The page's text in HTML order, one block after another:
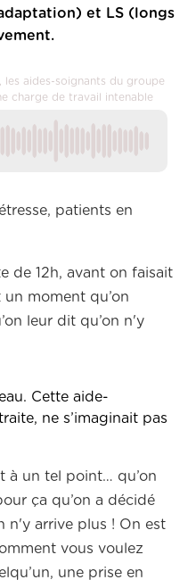
et LS (longs
les aides-soignants du groupe
charge de travail intenable
patients en
de 12h, avant on faisait
moment qu’on
leur dit qu’on n'y
Cette aide-
ne s’imaginait pas
à un tel point… qu’on
ça qu’on a décidé
n'y arrive plus ! On est
vous voulez
une prise en